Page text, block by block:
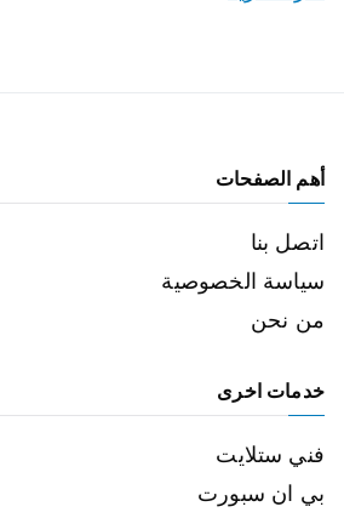
أهم الصفحات
اتصل بنا
سياسة الخصوصية
من نحن
خدمات اخرى
فني ستلايت
بي ان سبورت